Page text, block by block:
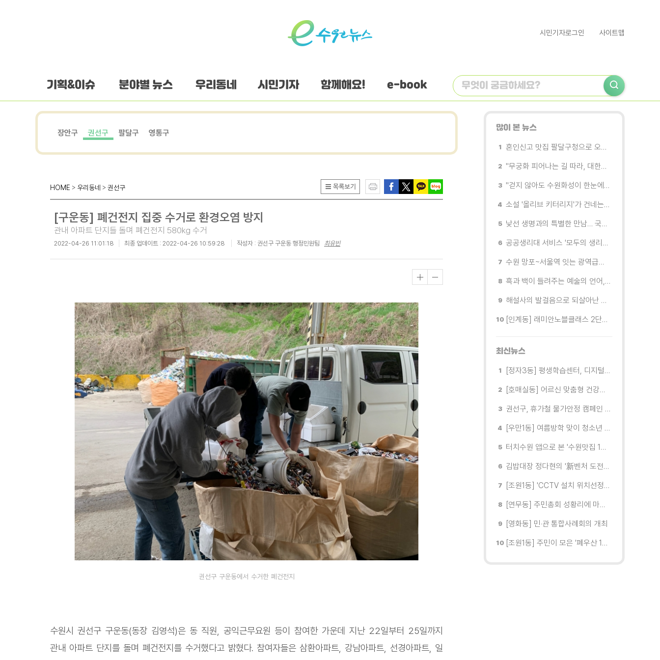
시민기자로그인 사이트맵
기획&이슈 분야별 뉴스 우리동네 시민기자 함께해요! e-book
장안구 권선구 팔달구 영통구
HOME > 우리동네 > 권선구
[구운동] 폐건전지 집중 수거로 환경오염 방지
관내 아파트 단지들 돌며 폐건전지 580kg 수거
2022-04-26 11:01:18 최종 업데이트 : 2022-04-26 10:59:28 작성자 : 권선구 구운동 행정민원팀 최유빈
권선구 구운동에서 수거한 폐건전지
수원시 권선구 구운동(동장 김영석)은 동 직원, 공익근무요원 등이 참여한 가운데 지난 22일부터 25일까지
관내 아파트 단지를 돌며 폐건전지를 수거했다고 밝혔다. 참여자들은 삼환아파트, 강남아파트, 선경아파트, 일
많이 본 뉴스
혼인신고 맛집 팔달구청으로 오세요
"무궁화 피어나는 길 따라, 대한민국을 걷는다"
"걷지 않아도 수원화성이 한눈에"…무장애 관광버스 '수원행차' 타보니
소설 '올리브 키터리지'가 건네는 삶과 연민의 철학
낯선 생명과의 특별한 만남… 국제전 《패트리샤 피치니니: 킨쉽》
공공생리대 서비스 '모두의 생리대' 시범 운영...수원시청·4개 구청 등에 지급기 설치
수원 망포~서울역 잇는 광역급행버스 M5165번, 8월 3일 개통
흑과 백이 들려주는 예술의 언어, 수원시립미술관 소장품전《블랑 블랙 파노라마》
해설사의 발걸음으로 되살아난 수원의 독립운동 역사
[인계동] 래미안노블클래스 2단지 경로당, 무더위 속 독거노인에게 '따뜻한 한 끼' 대접
최신뉴스
[정자3동] 평생학습센터, 디지털 생활문해교실 개강
[호매실동] 어르신 맞춤형 건강특화사업 「은빛반짝 실버종이공방」 운영
권선구, 휴가철 물가안정 캠페인 전개
[우만1동] 여름방학 맞이 청소년 유해환경 캠페인 실시
터치수원 앱으로 본 '수원맛집 100선'... 장안구 맛집을 찾다
김밥대장 정다현의 '新벤처 도전이야기'
[조원1동] 'CCTV 설치 위치선정협의회' 회의 개최
[연무동] 주민총회 성황리에 마무리
[영화동] 민·관 통합사례회의 개최
[조원1동] 주민이 모은 '폐우산 100개' 수원여대에 1차 전달